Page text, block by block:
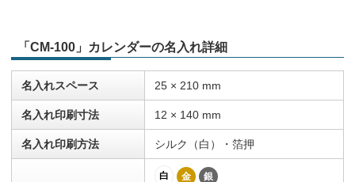
「CM-100」カレンダーの名入れ詳細
名入れスペース 25 × 210 mm
名入れ印刷寸法 12 × 140 mm
名入れ印刷方法 シルク（白）・箔押
白 金 銀